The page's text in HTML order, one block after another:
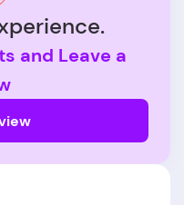
and Leave a